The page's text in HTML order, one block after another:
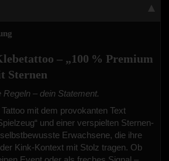
– „100 % Premium
Sternen
Regeln – dein Statement.
mit dem provokanten Text
und einer verspielten Sternen-
Erwachsene, die ihre
Kink-Kontext mit Stolz tragen. Ob